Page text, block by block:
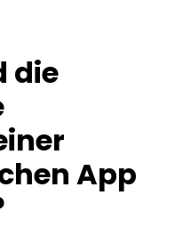
die
App